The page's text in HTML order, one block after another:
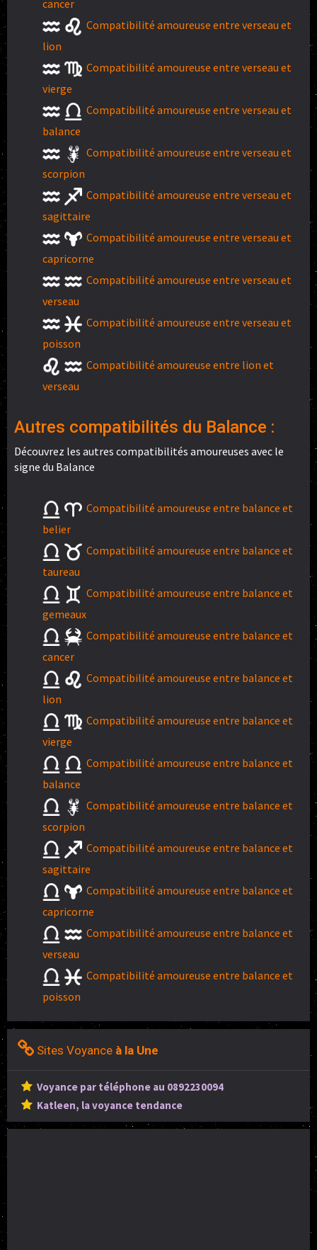
cancer
Compatibilité amoureuse entre verseau et
lion
Compatibilité amoureuse entre verseau et
vierge
Compatibilité amoureuse entre verseau et
balance
Compatibilité amoureuse entre verseau et
scorpion
Compatibilité amoureuse entre verseau et
sagittaire
Compatibilité amoureuse entre verseau et
capricorne
Compatibilité amoureuse entre verseau et
verseau
Compatibilité amoureuse entre verseau et
poisson
Compatibilité amoureuse entre lion et
verseau
Autres compatibilités du Balance :
Découvrez les autres compatibilités amoureuses avec le
signe du Balance
Compatibilité amoureuse entre balance et
belier
Compatibilité amoureuse entre balance et
taureau
Compatibilité amoureuse entre balance et
gemeaux
Compatibilité amoureuse entre balance et
cancer
Compatibilité amoureuse entre balance et
lion
Compatibilité amoureuse entre balance et
vierge
Compatibilité amoureuse entre balance et
balance
Compatibilité amoureuse entre balance et
scorpion
Compatibilité amoureuse entre balance et
sagittaire
Compatibilité amoureuse entre balance et
capricorne
Compatibilité amoureuse entre balance et
verseau
Compatibilité amoureuse entre balance et
poisson
Sites Voyance à la Une
Voyance par téléphone au 0892230094
Katleen, la voyance tendance